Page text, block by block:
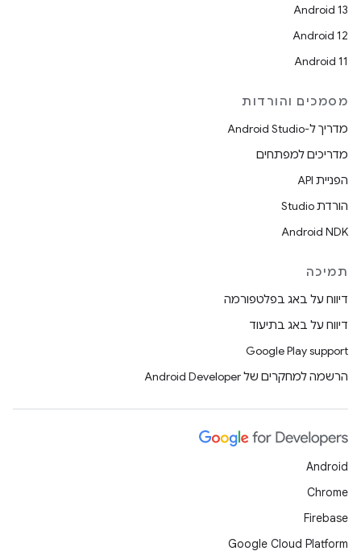
Android 13
Android 12
Android 11
מסמכים והורדות
מדריך ל-Android Studio
מדריכים למפתחים
הפניית API
הורדת Studio
Android NDK
תמיכה
דיווח על באג בפלטפורמה
דיווח על באג בתיעוד
Google Play support
הרשמה למחקרים של Android Developer
Android
Chrome
Firebase
Google Cloud Platform